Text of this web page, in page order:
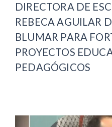
DIRECTORA DE
REBECA AGUILAR
BLUMAR PARA
PROYECTOS
PEDAGÓGICOS